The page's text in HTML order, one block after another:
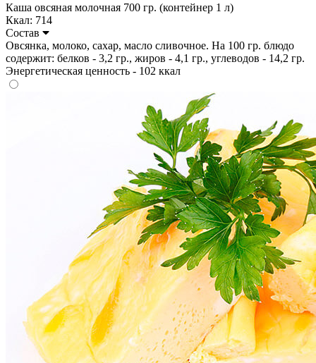
Каша овсяная молочная 700 гр. (контейнер 1 л)
Ккал: 714
Состав
Овсянка, молоко, сахар, масло сливочное. На 100 гр. блюдо
содержит: белков - 3,2 гр., жиров - 4,1 гр., углеводов - 14,2 гр.
Энергетическая ценность - 102 ккал